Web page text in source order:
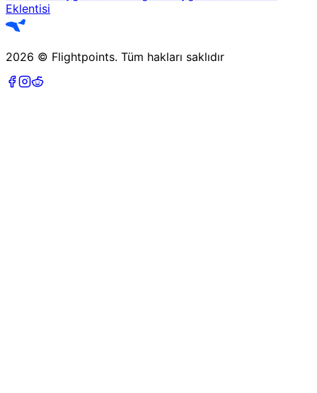
Eklentisi
2026 © Flightpoints. Tüm hakları saklıdır